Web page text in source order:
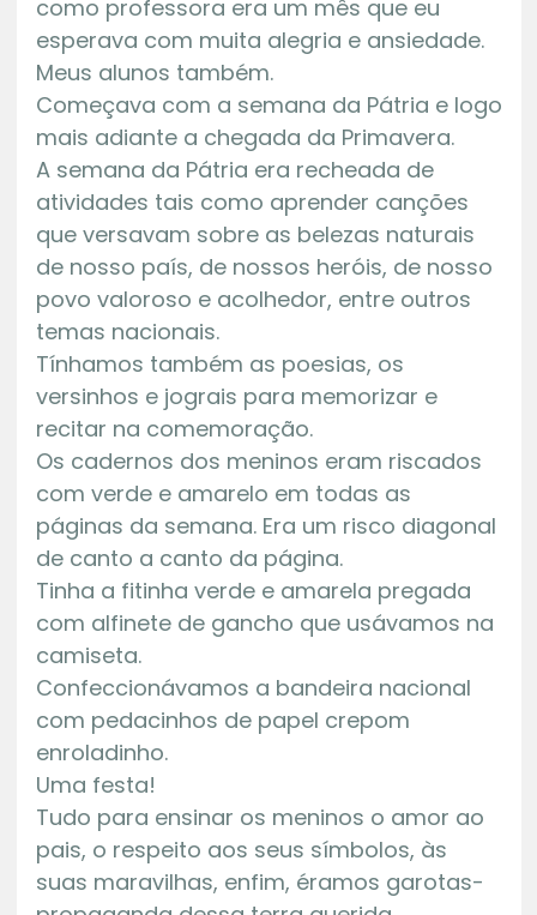
como professora era um mês que eu
esperava com muita alegria e ansiedade.
Meus alunos também.
Começava com a semana da Pátria e logo
mais adiante a chegada da Primavera.
A semana da Pátria era recheada de
atividades tais como aprender canções
que versavam sobre as belezas naturais
de nosso país, de nossos heróis, de nosso
povo valoroso e acolhedor, entre outros
temas nacionais.
Tínhamos também as poesias, os
versinhos e jograis para memorizar e
recitar na comemoração.
Os cadernos dos meninos eram riscados
com verde e amarelo em todas as
páginas da semana. Era um risco diagonal
de canto a canto da página.
Tinha a fitinha verde e amarela pregada
com alfinete de gancho que usávamos na
camiseta.
Confeccionávamos a bandeira nacional
com pedacinhos de papel crepom
enroladinho.
Uma festa!
Tudo para ensinar os meninos o amor ao
pais, o respeito aos seus símbolos, às
suas maravilhas, enfim, éramos garotas-